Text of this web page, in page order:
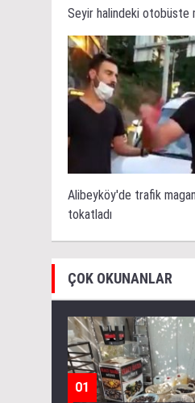
Seyir halindeki otobüste
Alibeyköy'de trafik
tokatladı
ÇOK OKUNANLAR
01